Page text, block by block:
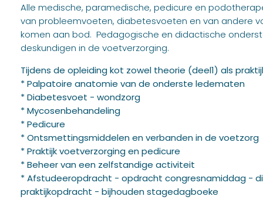
Alle medische, paramedische, pedicure en
van probleemvoeten, diabetesvoeten en van andere
komen aan bod. Pedagogische en didactische
deskundigen in de voetverzorging.
Tijdens de opleiding kot zowel theorie (deel1) als
* Palpatoire anatomie van de onderste ledematen
* Diabetesvoet - wondzorg
* Mycosenbehandeling
* Pedicure
* Ontsmettingsmiddelen en verbanden in de voetzorg
* Praktijk voetverzorging en pedicure
* Beheer van een zelfstandige activiteit
* Afstudeeropdracht - opdracht congresnamiddag -
praktijkopdracht - bijhouden stagedagboeke